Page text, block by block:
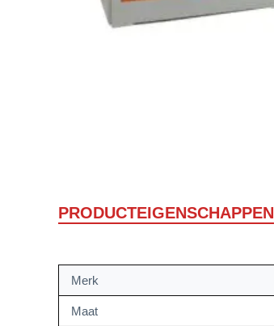
PRODUCTEIGENSCHAPPEN
Merk
Maat